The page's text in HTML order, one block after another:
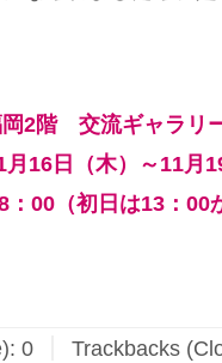
2階 交流ギャラリ
16日（木）～11月
00（初日は13：00
0 Trackbacks